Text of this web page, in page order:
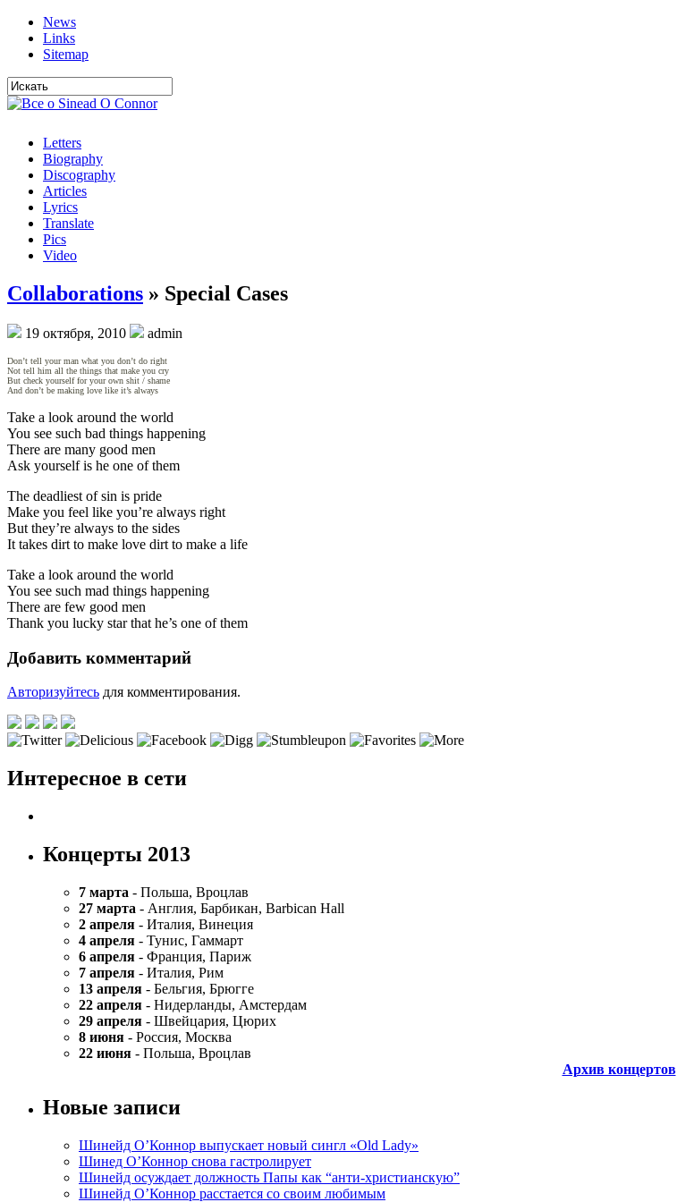
News
Links
Sitemap
Letters
Biography
Discography
Articles
Lyrics
Translate
Pics
Video
Collaborations » Special Cases
19 октября, 2010 admin
Don’t tell your man what you don’t do right
Not tell him all the things that make you cry
But check yourself for your own shit / shame
And don’t be making love like it’s always
Take a look around the world
You see such bad things happening
There are many good men
Ask yourself is he one of them
The deadliest of sin is pride
Make you feel like you’re always right
But they’re always to the sides
It takes dirt to make love dirt to make a life
Take a look around the world
You see such mad things happening
There are few good men
Thank you lucky star that he’s one of them
Добавить комментарий
Авторизуйтесь для комментирования.
Интересное в сети
Концерты 2013
7 марта - Польша, Вроцлав
27 марта - Англия, Барбикан, Barbican Hall
2 апреля - Италия, Винеция
4 апреля - Тунис, Гаммарт
6 апреля - Франция, Париж
7 апреля - Италия, Рим
13 апреля - Бельгия, Брюгге
22 апреля - Нидерланды, Амстердам
29 апреля - Швейцария, Цюрих
8 июня - Россия, Москва
22 июня - Польша, Вроцлав
Архив концертов
Новые записи
Шинейд О’Коннор выпускает новый сингл «Old Lady»
Шинед О’Коннор снова гастролирует
Шинейд осуждает должность Папы как “анти-христианскую”
Шинейд О’Коннор расстается со своим любимым